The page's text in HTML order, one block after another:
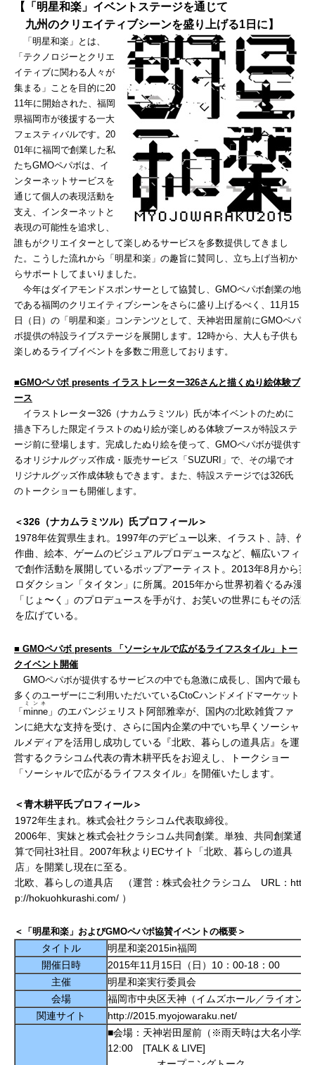
【「明星和楽」イベントステージを通じて
九州のクリエイティブシーンを盛り上げる1 日に】
「明星和楽」とは、
「テクノロジーとクリエ
イティブに関わる人々が
集まる」ことを目的に20
11年に開始された、福岡
県福岡市が後援する一大
フェスティバルです。20
01年に福岡で創業した私
たちGMOペパボは、イ
ンターネットサービスを
通じて個人の表現活動を
支え、インターネットと
表現の可能性を追求し、
誰もがクリエイターとして楽しめるサービスを多数提供してきまし
た。こうした流れから「明星和楽」の趣旨に賛同し、立ち上げ当初か
らサポートしてまいりました。
今年はダイアモンドスポンサーとして協賛し、GMOペパボ創業の地
である福岡のクリエイティブシーンをさらに盛り上げるべく、11月15
日（日）の「明星和楽」コンテンツとして、天神岩田屋前にGMOペパ
ボ提供の特設ライブステージを展開します。12時から、大人も子供も
楽しめるライブイベントを多数ご用意しております。
■GMOペパボ presents イラストレーター326さんと描くぬり絵体験ブ
ース
イラストレーター326（ナカムラミツル）氏が本イベントのために
描き下ろした限定イラストのぬり絵が楽しめる体験ブースが特設ステ
ージ前に登場します。完成したぬり絵を使って、GMOペパボが提供す
るオリジナルグッズ作成・販売サービス「SUZURI」で、その場でオ
リジナルグッズ作成体験もできます。また、特設ステージでは326氏
のトークショーも開催します。
＜326 （ナカムラミツル）氏プロフィール＞
1978年佐賀県生まれ。1997年のデビュー以来、イラスト、詩、作
作曲、絵本、ゲームのビジュアルプロデュースなど、幅広いフィー
で創作活動を展開しているポップアーティスト。2013年8月から芸
ロダクション「タイタン」に所属。2015年から世界初着ぐるみ漫才
「じょ〜く」のプロデュースを手がけ、お笑いの世界にもその活動
を広げている。
■ GMOペパボ presents 「ソーシャルで広がるライフスタイル」
トー
クイベント開催
GMOペパボが提供するサービスの中でも急激に成長し、国内で最も
多くのユーザーにご利用いただいているCtoCハンドメイドマーケット
「 minne
ミンネ
」のエバンジェリスト阿部雅幸が、国内の北欧雑貨ファ
ンに絶大な支持を受け、さらに国内企業の中でいち早くソーシャ
ルメディアを活用し成功している『北欧、暮らしの道具店』を運
営するクラシコム代表の青木耕平氏をお迎えし、トークショー
「ソーシャルで広がるライフスタイル」を開催いたします。
＜青木耕平氏プロフィール＞
1972年生まれ。株式会社クラシコム代表取締役。
2006年、実妹と株式会社クラシコム共同創業。単独、共同創業通
算で同社3社目。2007年秋よりECサイト「北欧、暮らしの道具
店」を開業し現在に至る。
北欧、暮らしの道具店 （運営：株式会社クラシコム URL：htt
p://hokuohkurashi.com/ ）
＜「明星和楽」およびGMOペパボ協賛イベントの概要＞
タイトル
明星和楽2015in福岡
開催日時
2015年11月15日（日）10：00-18：00
主催
明星和楽実行委員会
会場
福岡市中央区天神（イムズホール／ライオン
関連サイト
http://2015.myojowaraku.net/
■会場：天神岩田屋前（※雨天時は大名小学校
12:00 [TALK & LIVE]